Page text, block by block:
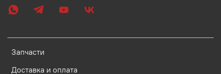
Запчасти
Доставка и оплата